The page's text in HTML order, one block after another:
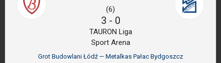
(6)
3 - 0
TAURON Liga
Sport Arena
Grot Budowlani Łódź — Metalkas Pałac Bydgoszcz